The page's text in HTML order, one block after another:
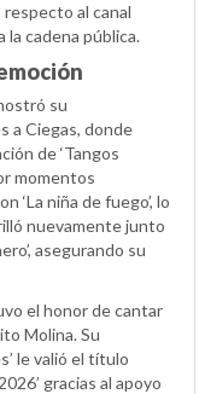
al canal
cadena pública.
su
a Ciegas, donde
de ‘Tangos
momentos
‘La niña de fuego’, lo
nuevamente junto
asegurando su
el honor de cantar
Molina. Su
le valió el título
gracias al apoyo